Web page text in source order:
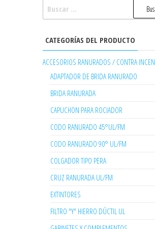
CATEGORÍAS DEL PRODUCTO
ACCESORIOS RANURADOS / CONTRA
ADAPTADOR DE BRIDA RANURADO
BRIDA RANURADA
CAPUCHON PARA ROCIADOR
CODO RANURADO 45°UL/FM
CODO RANURADO 90° UL/FM
COLGADOR TIPO PERA
CRUZ RANURADA UL/FM
EXTINTORES
FILTRO "Y" HIERRO DÚCTIL UL